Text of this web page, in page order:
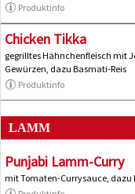
Produktinfo
Chicken Tikka
gegrilltes Hähnchenfleisch mit
Gewürzen, dazu Basmati-Reis
Produktinfo
LAMM
Punjabi Lamm-Curry
mit Tomaten-Currysauce, dazu